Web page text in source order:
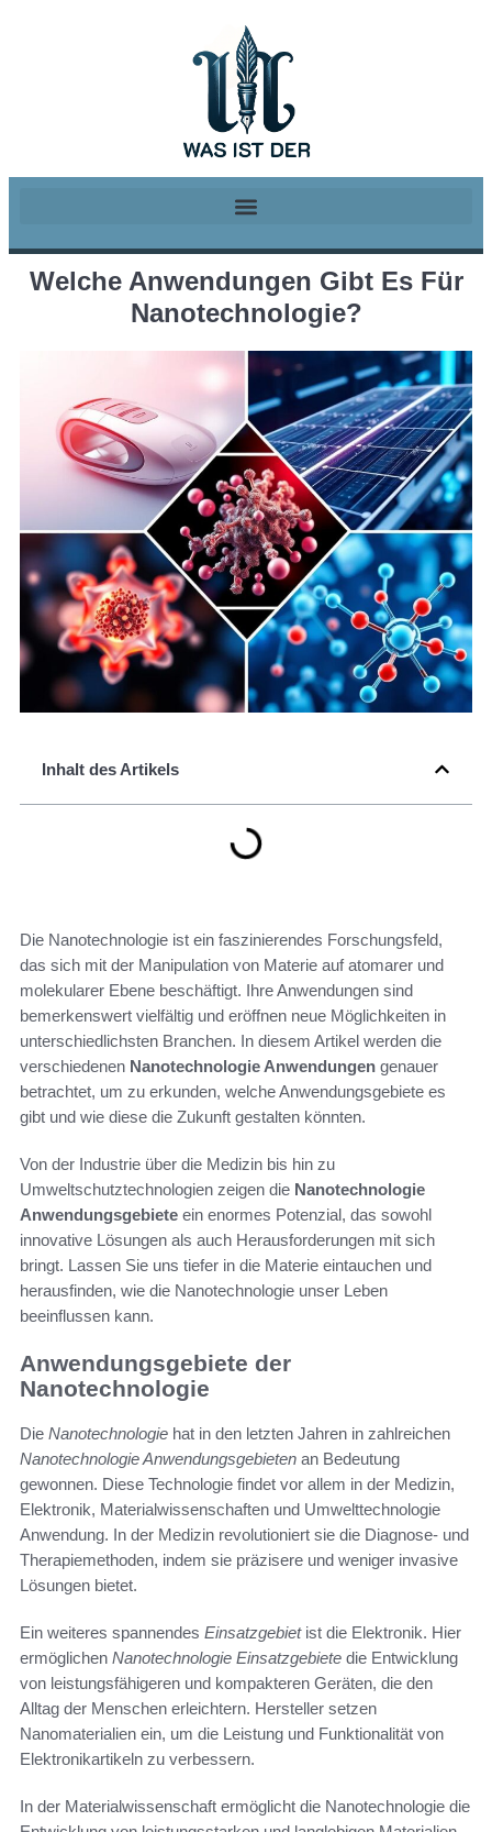
Welche Anwendungen Gibt Es Für
Nanotechnologie?
Inhalt des Artikels
Die Nanotechnologie ist ein faszinierendes Forschungsfeld,
das sich mit der Manipulation von Materie auf atomarer und
molekularer Ebene beschäftigt. Ihre Anwendungen sind
bemerkenswert vielfältig und eröffnen neue Möglichkeiten in
unterschiedlichsten Branchen. In diesem Artikel werden die
verschiedenen Nanotechnologie Anwendungen genauer
betrachtet, um zu erkunden, welche Anwendungsgebiete es
gibt und wie diese die Zukunft gestalten könnten.
Von der Industrie über die Medizin bis hin zu
Umweltschutztechnologien zeigen die Nanotechnologie
Anwendungsgebiete ein enormes Potenzial, das sowohl
innovative Lösungen als auch Herausforderungen mit sich
bringt. Lassen Sie uns tiefer in die Materie eintauchen und
herausfinden, wie die Nanotechnologie unser Leben
beeinflussen kann.
Anwendungsgebiete der
Nanotechnologie
Die Nanotechnologie hat in den letzten Jahren in zahlreichen
Nanotechnologie Anwendungsgebieten an Bedeutung
gewonnen. Diese Technologie findet vor allem in der Medizin,
Elektronik, Materialwissenschaften und Umwelttechnologie
Anwendung. In der Medizin revolutioniert sie die Diagnose- und
Therapiemethoden, indem sie präzisere und weniger invasive
Lösungen bietet.
Ein weiteres spannendes Einsatzgebietist die Elektronik. Hier
ermöglichen Nanotechnologie Einsatzgebiete die Entwicklung
von leistungsfähigeren und kompakteren Geräten, die den
Alltag der Menschen erleichtern. Hersteller setzen
Nanomaterialien ein, um die Leistung und Funktionalität von
Elektronikartikeln zu verbessern.
In der Materialwissenschaft ermöglicht die Nanotechnologie die